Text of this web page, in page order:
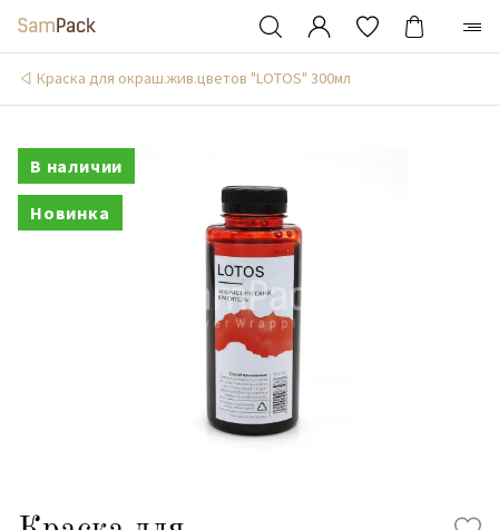
Краска для окраш.жив.цветов "LOTOS" 300мл
В наличии
Новинка